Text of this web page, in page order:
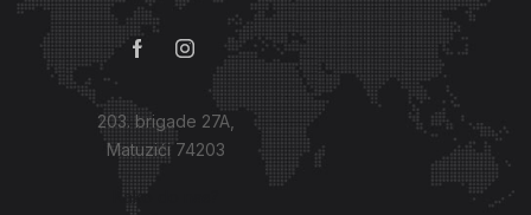
203. brigade 27A,
Matuzići 74203
Kako do nas?